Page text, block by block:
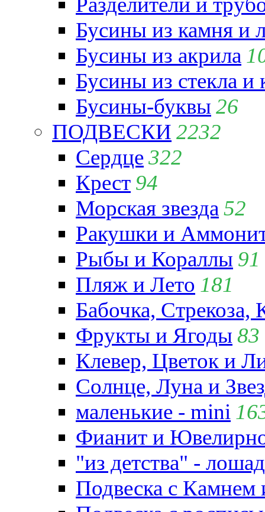
Бусины из камня и
Бусины из акрила
Бусины из стекла и
Бусины-буквы 26
ПОДВЕСКИ 2232
Сердце322
Крест 94
Морская звезда 52
Ракушки и
Рыбы и Кораллы 91
Пляж и Лето 181
Бабочка,
Фрукты и Ягоды 83
Клевер, Цветок и
Солнце, Луна и
маленькие - mini
Фианит и
"из детства" -
Подвеска с